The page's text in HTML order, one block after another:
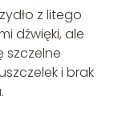
z litego
dźwięki, ale
szczelne
i brak